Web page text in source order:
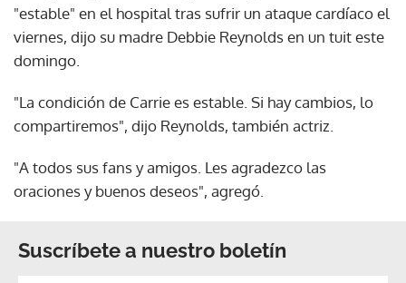
"estable" en el hospital tras sufrir un ataque cardíaco el
viernes, dijo su madre Debbie Reynolds en un tuit este
domingo.
"La condición de Carrie es estable. Si hay cambios, lo
compartiremos", dijo Reynolds, también actriz.
"A todos sus fans y amigos. Les agradezco las
oraciones y buenos deseos", agregó.
Suscríbete a nuestro boletín